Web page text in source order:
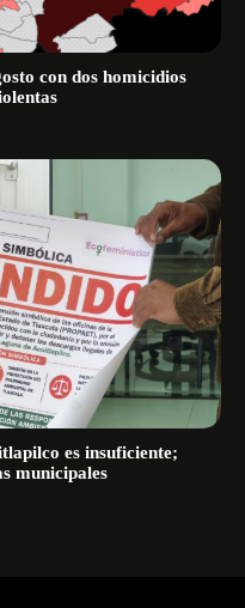
con dos homicidios
es insuficiente;
municipales